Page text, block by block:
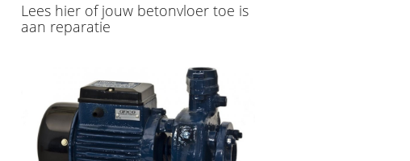
Lees hier of jouw betonvloer toe is
aan reparatie